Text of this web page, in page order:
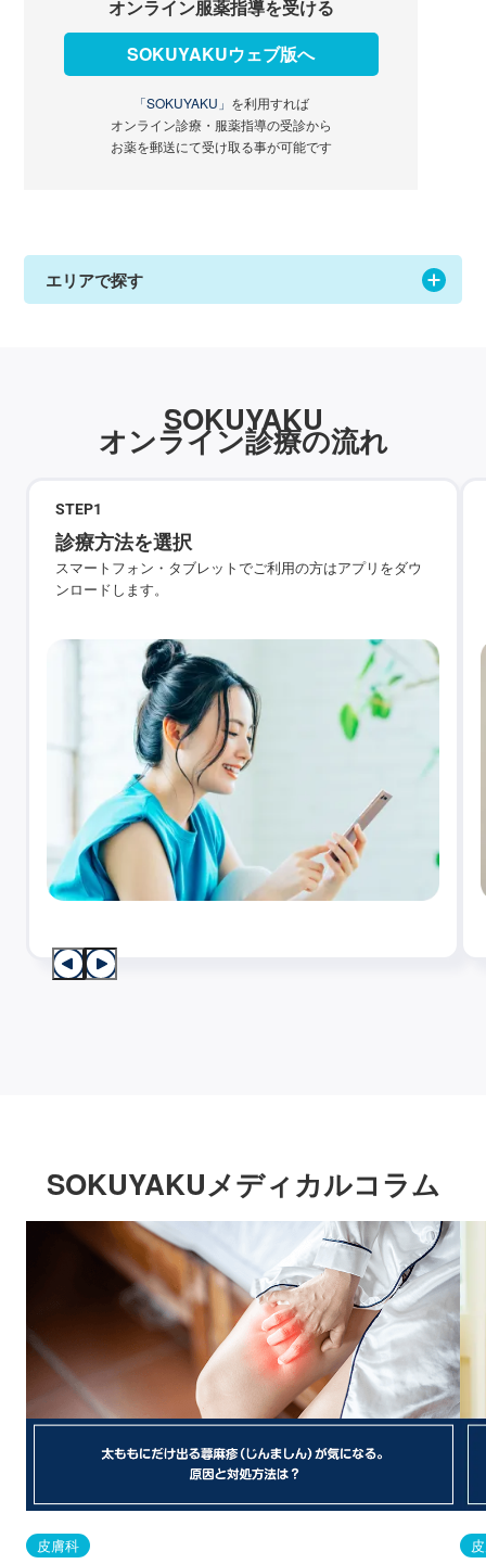
オンライン服薬指導を受ける
SOKUYAKUウェブ版へ
「SOKUYAKU」 を利用すれば
オンライン診療・服薬指導の受診から
お薬を郵送にて受け取る事が可能です
エリアで探す
SOKUYAKU
オンライン診療の流れ
STEP1
診療方法を選択
スマートフォン・タブレットでご利用の方はアプリをダウ
ンロードします。
SOKUYAKUメディカルコラム
皮膚科